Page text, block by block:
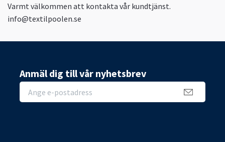
Varmt välkommen att kontakta vår kundtjänst.
info@textilpoolen.se
Anmäl dig till vår nyhetsbrev